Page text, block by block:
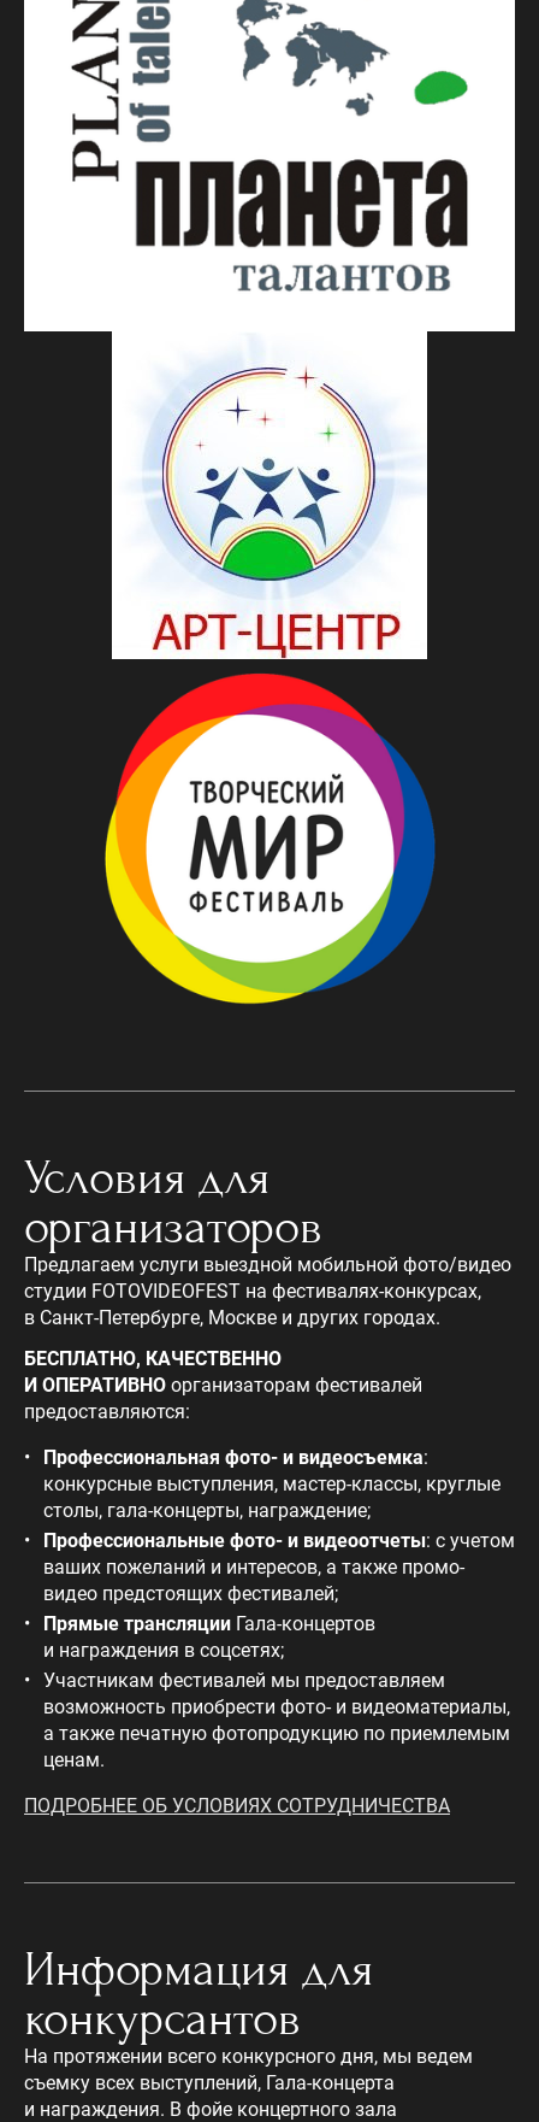
Условия для
организаторов
Предлагаем услуги выездной мобильной фото/видео
студии FOTOVIDEOFEST на фестивалях-конкурсах,
в Санкт-Петербурге, Москве и других городах.
БЕСПЛАТНО, КАЧЕСТВЕННО
И ОПЕРАТИВНО организаторам фестивалей
предоставляются:
Профессиональная фото- и видеосъемка:
конкурсные выступления, мастер-классы, круглые
столы, гала-концерты, награждение;
Профессиональные фото- и видеоотчеты: с учетом
ваших пожеланий и интересов, а также промо-
видео предстоящих фестивалей;
Прямые трансляции Гала-концертов
и награждения в соцсетях;
Участникам фестивалей мы предоставляем
возможность приобрести фото- и видеоматериалы,
а также печатную фотопродукцию по приемлемым
ценам.
ПОДРОБНЕЕ ОБ УСЛОВИЯХ СОТРУДНИЧЕСТВА
Информация для
конкурсантов
На протяжении всего конкурсного дня, мы ведем
съемку всех выступлений, Гала-концерта
и награждения. В фойе концертного зала